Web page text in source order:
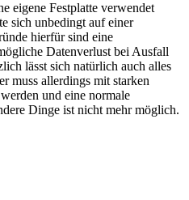
eigene Festplatte verwendet
sich unbedingt auf einer
hierfür sind eine
Datenverlust bei Ausfall
lässt sich natürlich auch alles
muss allerdings mit starken
und eine normale
Dinge ist nicht mehr möglich.